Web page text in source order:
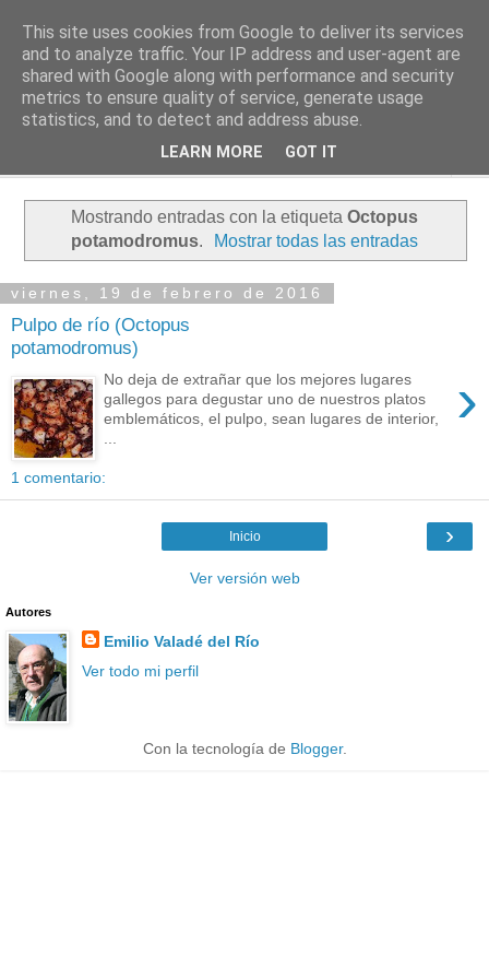
PASEANTE SILENCIOSO
Blog personal de Emilio Valadé del Río
Mostrando entradas con la etiqueta Octopus
potamodromus. Mostrar todas las entradas
viernes, 19 de febrero de 2016
Pulpo de río (Octopus
potamodromus)
›
No deja de extrañar que los mejores lugares
gallegos para degustar uno de nuestros platos
emblemáticos, el pulpo, sean lugares de interior,
1 comentario:
›
Inicio
Ver versión web
Autores
Emilio Valadé del Río
Ver todo mi perfil
Con la tecnología de Blogger.
This site uses cookies from Google to deliver its services
and to analyze traffic. Your IP address and user-agent are
shared with Google along with performance and security
metrics to ensure quality of service, generate usage
statistics, and to detect and address abuse.
LEARN MORE GOT IT